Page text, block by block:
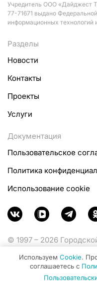
Учредитель ООО «Дайджест
77-71671 выдано
информационных технологий
Разделы
Новости
Контакты
Проекты
Услуги
Документация
Пользовательское
Политика
Использование cookie
© 1997 – 2026
Министерства
коммуникаций
Используем Cookie.
соглашаетесь с